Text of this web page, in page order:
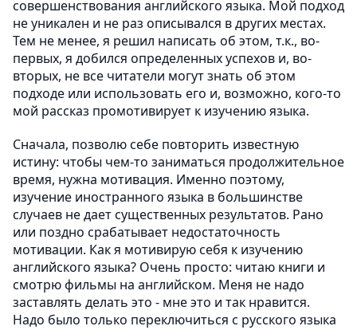
совершенствования английского языка. Мой подход
не уникален и не раз описывался в других местах.
Тем не менее, я решил написать об этом, т.к., во-
первых, я добился определенных успехов и, во-
вторых, не все читатели могут знать об этом
подходе или использовать его и, возможно, кого-то
мой рассказ промотивирует к изучению языка.
Сначала, позволю себе повторить известную
истину: чтобы чем-то заниматься продолжительное
время, нужна мотивация. Именно поэтому,
изучение иностранного языка в большинстве
случаев не дает существенных результатов. Рано
или поздно срабатывает недостаточность
мотивации. Как я мотивирую себя к изучению
английского языка? Очень просто: читаю книги и
смотрю фильмы на английском. Меня не надо
заставлять делать это - мне это и так нравится.
Надо было только переключиться с русского языка